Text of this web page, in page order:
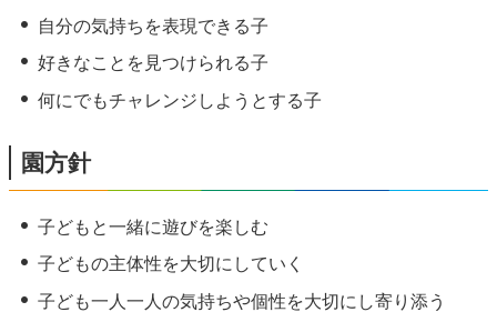
自分の気持ちを表現できる子
好きなことを見つけられる子
何にでもチャレンジしようとする子
園方針
子どもと一緒に遊びを楽しむ
子どもの主体性を大切にしていく
子ども一人一人の気持ちや個性を大切にし寄り添う